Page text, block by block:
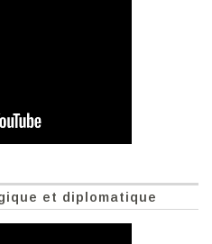
et diplomatique